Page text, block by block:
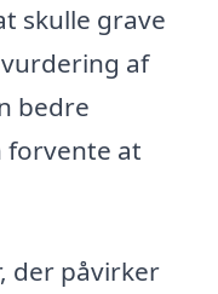
skulle grave
af
bedre
forvente at
der påvirker